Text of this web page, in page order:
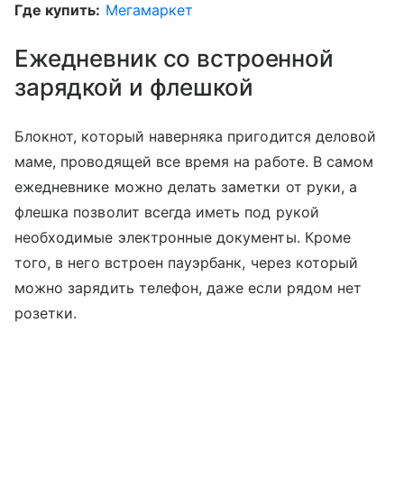
Где купить: Мегамаркет
Ежедневник со встроенной
зарядкой и флешкой
Блокнот, который наверняка пригодится деловой
маме, проводящей все время на работе. В самом
ежедневнике можно делать заметки от руки, а
флешка позволит всегда иметь под рукой
необходимые электронные документы. Кроме
того, в него встроен пауэрбанк, через который
можно зарядить телефон, даже если рядом нет
розетки.